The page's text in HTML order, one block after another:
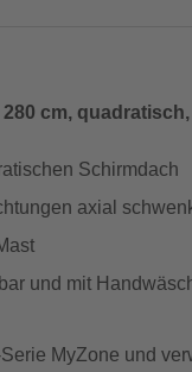
cm,
Schirmdach
axial
und mit
MyZone und